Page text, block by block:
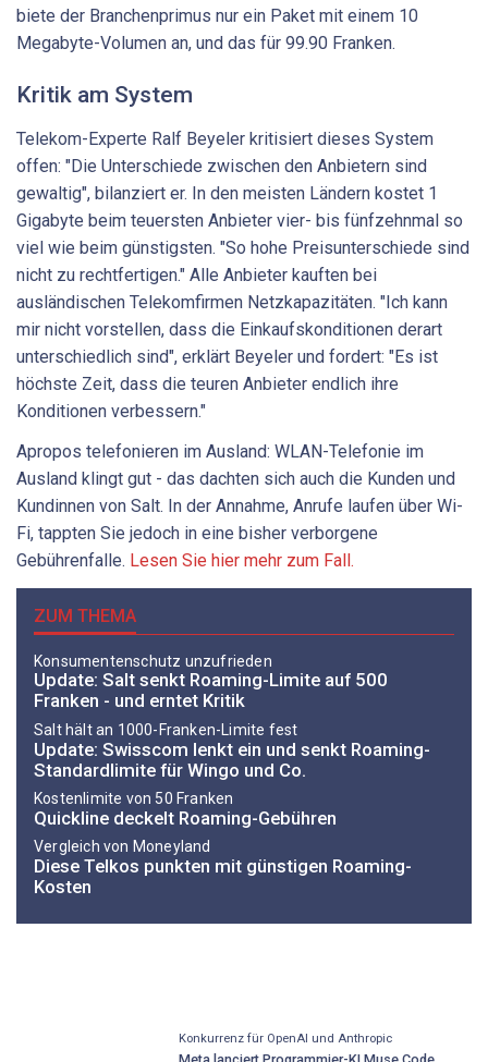
biete der Branchenprimus nur ein Paket mit einem 10
Megabyte-Volumen an, und das für 99.90 Franken.
Kritik am System
Telekom-Experte Ralf Beyeler kritisiert dieses System
offen: "Die Unterschiede zwischen den Anbietern sind
gewaltig", bilanziert er. In den meisten Ländern kostet 1
Gigabyte beim teuersten Anbieter vier- bis fünfzehnmal so
viel wie beim günstigsten. "So hohe Preisunterschiede sind
nicht zu rechtfertigen." Alle Anbieter kauften bei
ausländischen Telekomfirmen Netzkapazitäten. "Ich kann
mir nicht vorstellen, dass die Einkaufskonditionen derart
unterschiedlich sind", erklärt Beyeler und fordert: "Es ist
höchste Zeit, dass die teuren Anbieter endlich ihre
Konditionen verbessern."
Apropos telefonieren im Ausland: WLAN-Telefonie im
Ausland klingt gut - das dachten sich auch die Kunden und
Kundinnen von Salt. In der Annahme, Anrufe laufen über Wi-
Fi, tappten Sie jedoch in eine bisher verborgene
Gebührenfalle. Lesen Sie hier mehr zum Fall.
ZUM THEMA
Konsumentenschutz unzufrieden
Update: Salt senkt Roaming-Limite auf 500
Franken - und erntet Kritik
Salt hält an 1000-Franken-Limite fest
Update: Swisscom lenkt ein und senkt Roaming-
Standardlimite für Wingo und Co.
Kostenlimite von 50 Franken
Quickline deckelt Roaming-Gebühren
Vergleich von Moneyland
Diese Telkos punkten mit günstigen Roaming-
Kosten
Konkurrenz für OpenAI und Anthropic